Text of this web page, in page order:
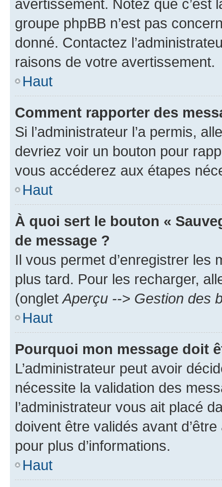
avertissement. Notez que c’est
groupe phpBB n’est pas
donné. Contactez
raisons de votre avertissement.
Haut
Comment rapporter des
Si l’administrateur l’a permis,
devriez voir un bouton pour
vous accéderez aux étapes
Haut
À quoi sert le bouton «
de message ?
Il vous permet d’enregistrer
plus tard. Pour les recharger,
(onglet Aperçu --> Gestion des
Haut
Pourquoi mon message doit
L’administrateur peut avoir
nécessite la validation des
l’administrateur vous ait placé
doivent être validés avant
pour plus d’informations.
Haut